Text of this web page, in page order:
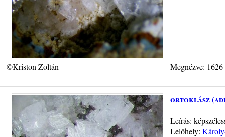
©Kriston Zoltán Megnézve:
ortoklász
Leírás:
Lelőhely: